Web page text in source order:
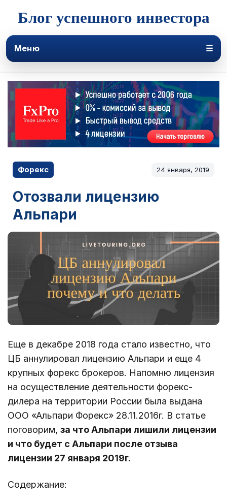
Блог успешного инвестора
Меню ☰
Форекс 24 января, 2019
Отозвали лицензию
Альпари
Еще в декабре 2018 года стало известно, что
ЦБ аннулировал лицензию Альпари и еще 4
крупных форекс брокеров. Напомню лицензия
на осуществление деятельности форекс-
дилера на территории России была выдана
ООО «Альпари Форекс» 28.11.2016г. В статье
поговорим, за что Альпари лишили лицензии
и что будет с Альпари после отзыва
лицензии 27 января 2019г.
Содержание: